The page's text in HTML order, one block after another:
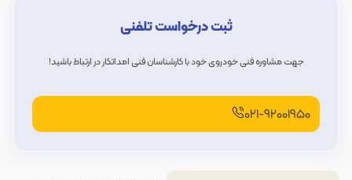
ثبت درخواست تلفنی
جهت مشاوره فنی خودروی خود با کارشناسان فنی امداتکار در ارتباط باشید!
021-92001950